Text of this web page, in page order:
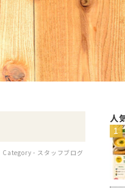
Category - スタッフブログ
人